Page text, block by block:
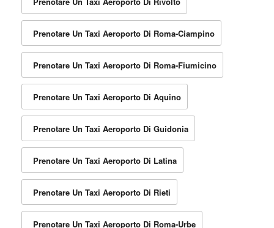
Prenotare Un Taxi Aeroporto Di Roma-Ciampino
Prenotare Un Taxi Aeroporto Di Roma-Fiumicino
Prenotare Un Taxi Aeroporto Di Aquino
Prenotare Un Taxi Aeroporto Di Guidonia
Prenotare Un Taxi Aeroporto Di Latina
Prenotare Un Taxi Aeroporto Di Rieti
Prenotare Un Taxi Aeroporto Di Roma-Urbe